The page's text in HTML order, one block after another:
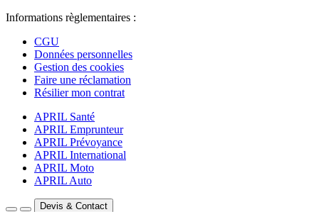
Informations règlementaires :
CGU
Données personnelles
Gestion des cookies
Faire une réclamation
Résilier mon contrat
APRIL Santé
APRIL Emprunteur
APRIL Prévoyance
APRIL International
APRIL Moto
APRIL Auto
Devis & Contact